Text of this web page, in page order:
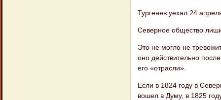
Тургенев уехал 24
Северное общество
Это не могло не
оно действительно
его «отрасли».
Если в 1824 году в
вошел в Думу, в 1825